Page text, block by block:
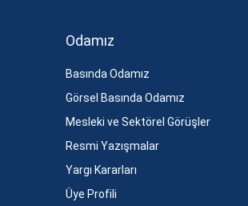
Odamız
Basında Odamız
Görsel Basında Odamız
Mesleki ve Sektörel Görüşler
Resmi Yazışmalar
Yargı Kararları
Üye Profili